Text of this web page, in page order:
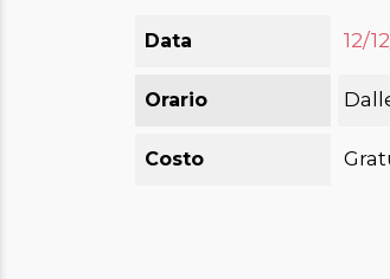
Ricerca e selezione
Responsabilità sociale
Data 12/
Orario
Costo